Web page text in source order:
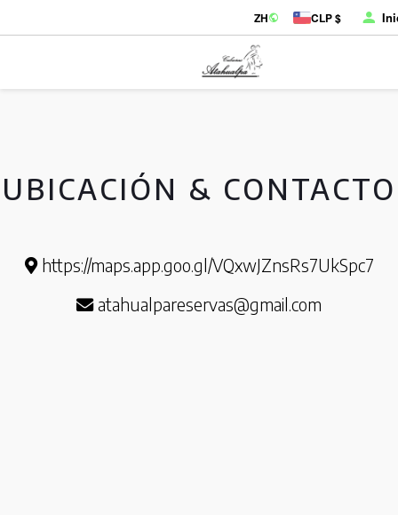
ZH CLP $
UBICACIÓN & CONTACTO
https://maps.app.goo.gl/VQxwJZnsRs7UkSpc7
atahualpareservas@gmail.com